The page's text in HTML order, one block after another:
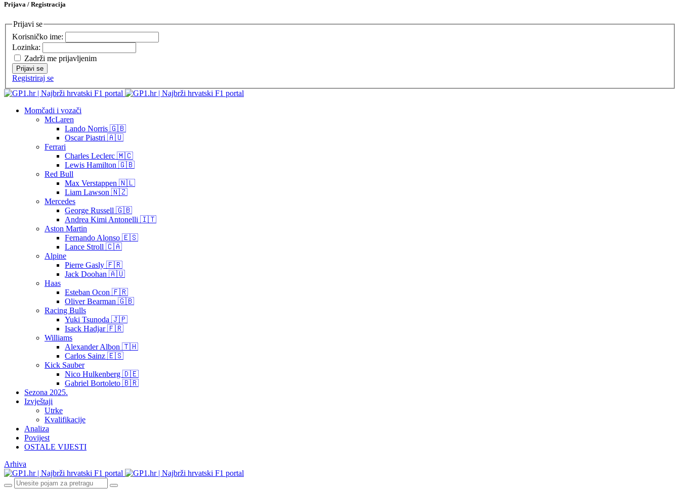
Prijava / Registracija
Prijavi se
Korisničko ime:
Lozinka:
Zadrži me prijavljenim
Prijavi se
Registriraj se
Momčadi i vozači
McLaren
Lando Norris 🇬🇧
Oscar Piastri 🇦🇺
Ferrari
Charles Leclerc 🇲🇨
Lewis Hamilton 🇬🇧
Red Bull
Max Verstappen 🇳🇱
Liam Lawson 🇳🇿
Mercedes
George Russell 🇬🇧
Andrea Kimi Antonelli 🇮🇹
Aston Martin
Fernando Alonso 🇪🇸
Lance Stroll 🇨🇦
Alpine
Pierre Gasly 🇫🇷
Jack Doohan 🇦🇺
Haas
Esteban Ocon 🇫🇷
Oliver Bearman 🇬🇧
Racing Bulls
Yuki Tsunoda 🇯🇵
Isack Hadjar 🇫🇷
Williams
Alexander Albon 🇹🇭
Carlos Sainz 🇪🇸
Kick Sauber
Nico Hulkenberg 🇩🇪
Gabriel Bortoleto 🇧🇷
Sezona 2025.
Izvještaji
Utrke
Kvalifikacije
Analiza
Povijest
OSTALE VIJESTI
Arhiva